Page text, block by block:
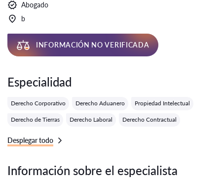
Abogado
b
INFORMACIÓN NO VERIFICADA
Especialidad
Derecho Corporativo Derecho Aduanero Propiedad Intelectual
Derecho de Tierras Derecho Laboral Derecho Contractual
Desplegar todo
Información sobre el especialista